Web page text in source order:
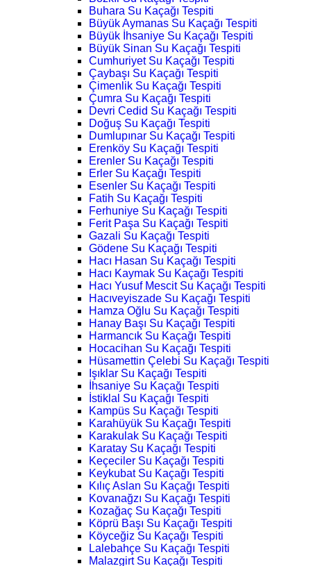
Buhara Su Kaçağı Tespiti
Büyük Aymanas Su Kaçağı Tespiti
Büyük İhsaniye Su Kaçağı Tespiti
Büyük Sinan Su Kaçağı Tespiti
Cumhuriyet Su Kaçağı Tespiti
Çaybaşı Su Kaçağı Tespiti
Çimenlik Su Kaçağı Tespiti
Çumra Su Kaçağı Tespiti
Devri Cedid Su Kaçağı Tespiti
Doğuş Su Kaçağı Tespiti
Dumlupınar Su Kaçağı Tespiti
Erenköy Su Kaçağı Tespiti
Erenler Su Kaçağı Tespiti
Erler Su Kaçağı Tespiti
Esenler Su Kaçağı Tespiti
Fatih Su Kaçağı Tespiti
Ferhuniye Su Kaçağı Tespiti
Ferit Paşa Su Kaçağı Tespiti
Gazali Su Kaçağı Tespiti
Gödene Su Kaçağı Tespiti
Hacı Hasan Su Kaçağı Tespiti
Hacı Kaymak Su Kaçağı Tespiti
Hacı Yusuf Mescit Su Kaçağı Tespiti
Hacıveyiszade Su Kaçağı Tespiti
Hamza Oğlu Su Kaçağı Tespiti
Hanay Başı Su Kaçağı Tespiti
Harmancık Su Kaçağı Tespiti
Hocacihan Su Kaçağı Tespiti
Hüsamettin Çelebi Su Kaçağı Tespiti
Işıklar Su Kaçağı Tespiti
İhsaniye Su Kaçağı Tespiti
İstiklal Su Kaçağı Tespiti
Kampüs Su Kaçağı Tespiti
Karahüyük Su Kaçağı Tespiti
Karakulak Su Kaçağı Tespiti
Karatay Su Kaçağı Tespiti
Keçeciler Su Kaçağı Tespiti
Keykubat Su Kaçağı Tespiti
Kılıç Aslan Su Kaçağı Tespiti
Kovanağzı Su Kaçağı Tespiti
Kozağaç Su Kaçağı Tespiti
Köprü Başı Su Kaçağı Tespiti
Köyceğiz Su Kaçağı Tespiti
Lalebahçe Su Kaçağı Tespiti
Malazgirt Su Kaçağı Tespiti